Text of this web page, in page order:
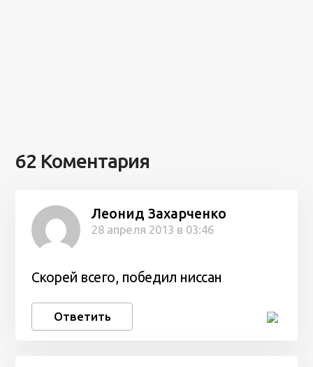
62 Коментария
Леонид Захарченко
28 апреля 2013 в 03:46
Скорей всего, победил ниссан
Ответить